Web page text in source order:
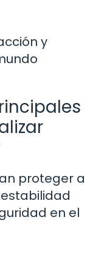
y
proteger a
en el